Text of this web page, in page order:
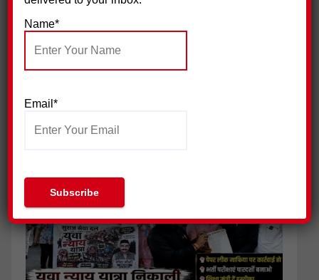
जिला प्रेस क्लब हरिद्वार ने की पत्रकार सुरक्षा आयोग गठित किए जाने की
Name*
Email*